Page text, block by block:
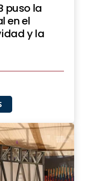
puso la
en el
y la